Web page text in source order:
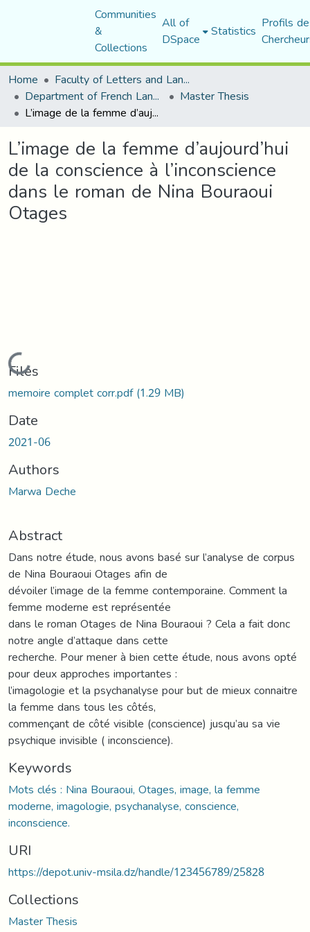
Communities
&
Collections
All of
DSpace Statistics Profils
Home
Faculty of Letters and Languages
Department of French Language and Literature Master Thesis
L’image de la femme d’aujourd’hui de la conscience à l’inconscience dans le roman de Nina Bouraoui Otages
L’image de la femme d’aujourd’hui
de la conscience à l’inconscience
dans le roman de Nina Bouraoui
Otages
Loading...
Files
memoire complet corr.pdf(1.29 MB)
Date
2021-06
Authors
Marwa Deche
Abstract
Dans notre étude, nous avons basé sur l’analyse de corpus
de Nina Bouraoui Otages afin de
dévoiler l’image de la femme contemporaine. Comment la
femme moderne est représentée
dans le roman Otages de Nina Bouraoui ? Cela a fait donc
notre angle d’attaque dans cette
recherche. Pour mener à bien cette étude, nous avons opté
pour deux approches importantes :
l’imagologie et la psychanalyse pour but de mieux connaitre
la femme dans tous les côtés,
commençant de côté visible (conscience) jusqu’au sa vie
psychique invisible ( inconscience).
Keywords
Mots clés : Nina Bouraoui, Otages, image, la femme
moderne, imagologie, psychanalyse, conscience,
inconscience.
URI
https://depot.univ-msila.dz/handle/123456789/25828
Collections
Master Thesis